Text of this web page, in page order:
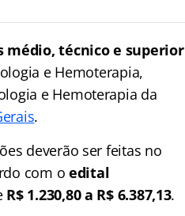
médio, técnico e superior
e Hemoterapia,
e Hemoterapia da
.
deverão ser feitas no
com o edital
R$ 1.230,80 a R$ 6.387,13.